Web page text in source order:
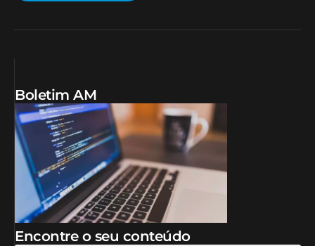
Boletim AM
Encontre o seu conteúdo